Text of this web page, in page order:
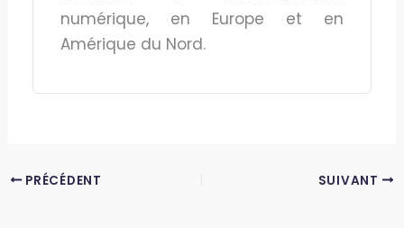
numérique, en Europe et en
Amérique du Nord.
PRÉCÉDENT SUIVANT